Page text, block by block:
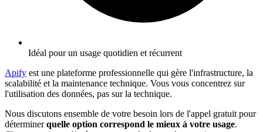
Idéal pour un usage quotidien et récurrent
Apify est une plateforme professionnelle qui gère l'infrastructure, la
scalabilité et la maintenance technique. Vous vous concentrez sur
l'utilisation des données, pas sur la technique.
Nous discutons ensemble de votre besoin lors de l'appel gratuit pour
déterminerquelle option correspond le mieux à votre usage.